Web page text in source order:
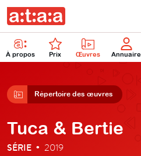
À propos Prix Œuvres Annuaire
Répertoire des œuvres
Tuca & Bertie
SÉRIE • 2019